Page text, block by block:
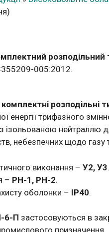
005:2012.
розподільні
енергії трифазного
ізольованою нейтраллю
небезпечних щодо газу
виконання – У2, У3.
– РН-1, РН-2.
оболонки – IР40.
6-П застосовуються в